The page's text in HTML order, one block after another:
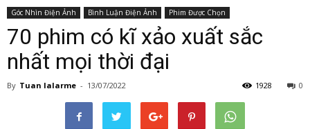
Góc Nhìn Điện Ảnh Bình Luận Điện Ảnh Phim Được Chọn
70 phim có kĩ xảo xuất sắc
nhất mọi thời đại
By Tuan lalarme - 13/07/2022 0
1928